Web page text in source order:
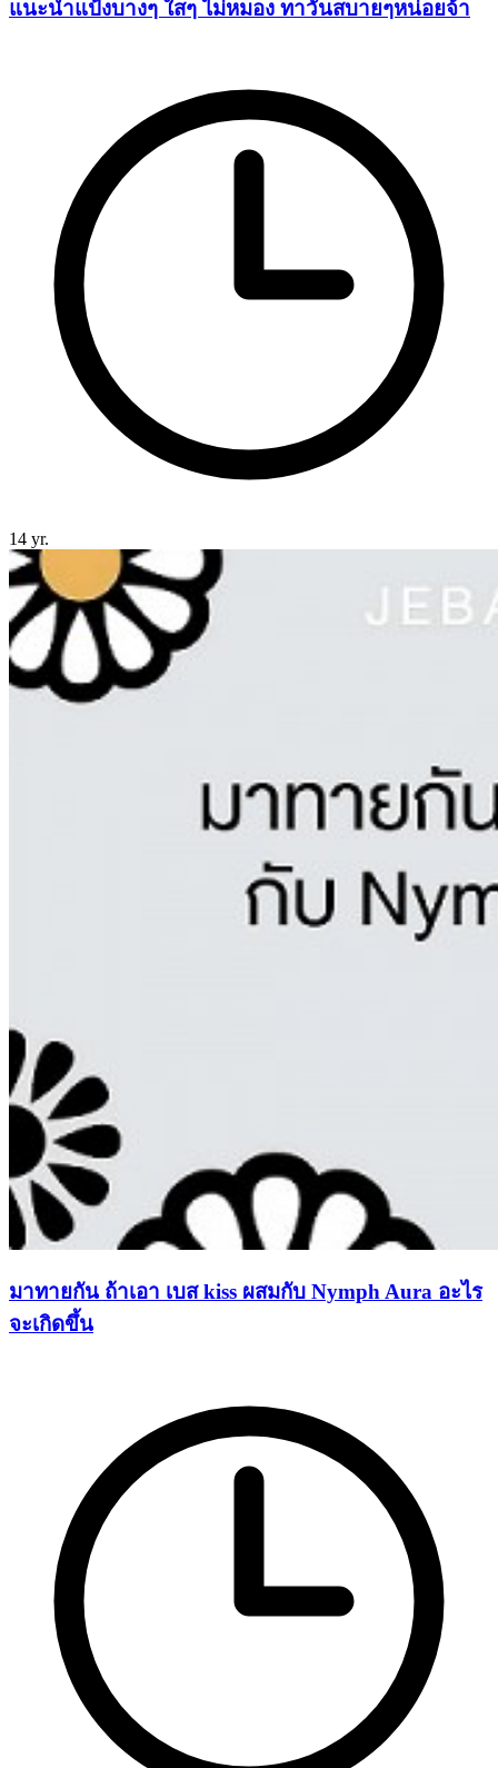
แนะนำแป้งบางๆ ใสๆ ไม่หมอง ทาวันสบายๆหน่อยจ้า
14 yr.
มาทายกัน ถ้าเอา เบส kiss ผสมกับ Nymph Aura อะไร
จะเกิดขึ้น